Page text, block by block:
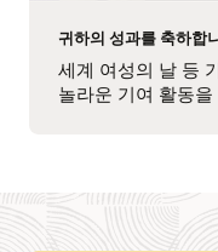
귀하의 성과를 축하합
세계 여성의 날 등
놀라운 기여 활동